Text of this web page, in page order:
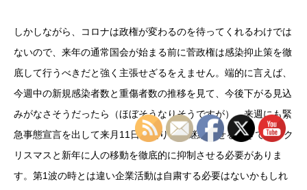
しかしながら、コロナは政権が変わるのを待ってくれるわけでは
ないので、来年の通常国会が始まる前に菅政権は感染抑止策を徹
底して行うべきだと強く主張せざるをえません。端的に言えば、
今週中の新規感染者数と重傷者数の推移を見て、今後下がる見込
みがなさそうだったら（ほぼそうなりそうですが）、来週にも緊
急事態宣言を出して来月11日あたりまで継続させるべきです。ク
リスマスと新年に人の移動を徹底的に抑制させる必要がありま
す。第1波の時とは違い企業活動は自粛する必要はないかもしれ